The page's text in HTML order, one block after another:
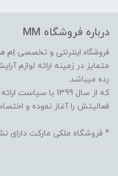
درباره فروشگاه MM
فروشگاه اینترنتی و تخصصی اِم
متمایز در زمینه ارائه لوازم
رده میباشد..
که از سال 1399 با
فعالیتش را آغاز نموده و
* فروشگاه ملکی مارکت دارای